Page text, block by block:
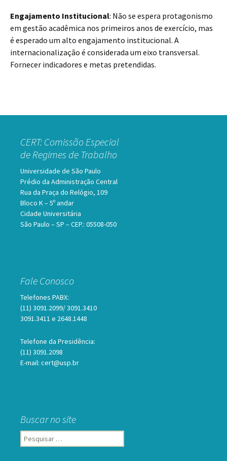
Engajamento Institucional: Não se espera protagonismo
em gestão acadêmica nos primeiros anos de exercício, mas
é esperado um alto engajamento institucional. A
internacionalização é considerada um eixo transversal.
Fornecer indicadores e metas pretendidas.
CERT: Comissão Especial
de Regimes de Trabalho
Universidade de São Paulo
Prédio da Administração Central
Rua da Praça do Relógio, 109
Bloco K – 5º andar
Cidade Universitária
São Paulo – SP – CEP.: 05508-050
Fale Conosco
Telefones PABX:
(11) 3091.2099/ 3091.3410
3091.3411 e 2648.1448
Telefone da Presidência:
(11) 3091.2098
E-mail: cert@usp.br
Buscar no site
Pesquisar
por: